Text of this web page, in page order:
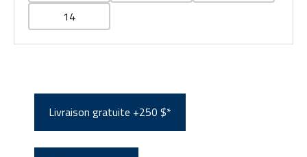
14
Livraison gratuite +250 $*